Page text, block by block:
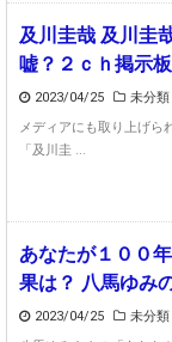
及川圭哉 及川圭
嘘？２ｃｈ掲示板
2023/04/25
未分類
メディアにも取り上げら
「及川圭 ...
あなたが１００
果は？ 八馬ゆみ
2023/04/25
未分類